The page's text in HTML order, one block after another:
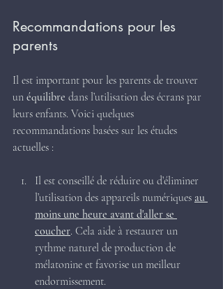
Recommandations pour les
parents
Il est important pour les parents de trouver
un équilibre dans l’utilisation des écrans par
leurs enfants. Voici quelques
recommandations basées sur les études
actuelles :
Il est conseillé de réduire ou d’éliminer
l’utilisation des appareils numériques au
moins une heure avant d'aller se
coucher. Cela aide à restaurer un
rythme naturel de production de
mélatonine et favorise un meilleur
endormissement.